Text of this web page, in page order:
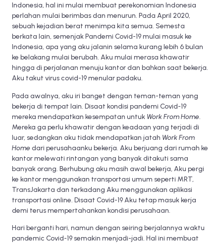
Indonesia, hal ini mulai membuat perekonomian Indonesia
perlahan mulai berimbas dan menurun. Pada April 2020,
sebuah kejadian berat menimpa kita semua. Semesta
berkata lain, semenjak Pandemi Covid-19 mulai masuk ke
Indonesia, apa yang aku jalanin selama kurang lebih 6 bulan
ke belakang mulai berubah. Aku mulai merasa khawatir
hingga di perjalanan menuju kantor dan bahkan saat bekerja.
Aku takut virus covid-19 menular padaku.
Pada awalnya, aku iri banget dengan teman-teman yang
bekerja di tempat lain. Disaat kondisi pandemi Covid-19
mereka mendapatkan kesempatan untuk Work From Home.
Mereka ga perlu khawatir dengan keadaan yang terjadi di
luar, sedangkan aku tidak mendapatkan jatah Work From
Homedari perusahaanku bekerja. Aku berjuang dari rumah ke
kantor melewati rintangan yang banyak ditakuti sama
banyak orang. Berhubung aku masih awal bekerja, Aku pergi
ke kantor menggunakan transportasi umum seperti MRT,
TransJakarta dan terkadang Aku menggunakan aplikasi
transportasi online. Disaat Covid-19 Aku tetap masuk kerja
demi terus mempertahankan kondisi perusahaan.
Hari berganti hari, namun dengan seiring berjalannya waktu
pandemic Covid-19 semakin menjadi-jadi. Hal ini membuat